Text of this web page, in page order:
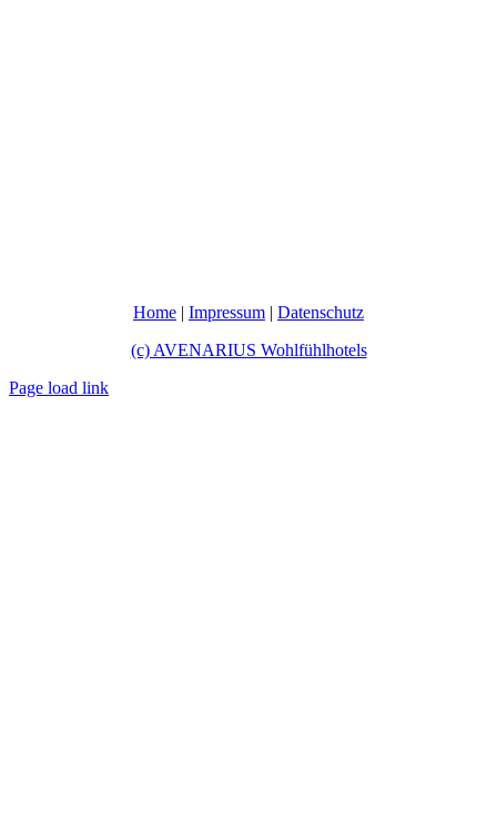
Home | Impressum | Datenschutz
(c) AVENARIUS Wohlfühlhotels
Page load link